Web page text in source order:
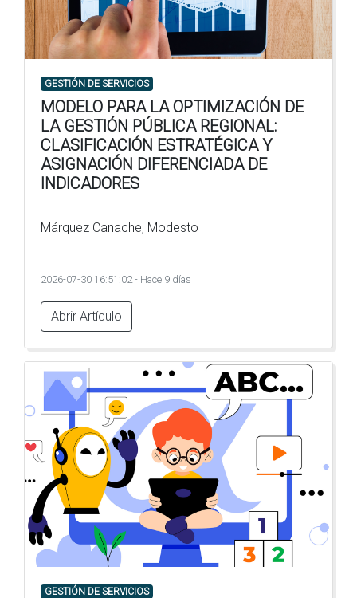
GESTIÓN DE SERVICIOS
MODELO PARA LA OPTIMIZACIÓN DE
LA GESTIÓN PÚBLICA REGIONAL:
CLASIFICACIÓN ESTRATÉGICA Y
ASIGNACIÓN DIFERENCIADA DE
INDICADORES
Márquez Canache, Modesto
2026-07-30 16:51:02 - Hace 9 días
Abrir Artículo
GESTIÓN DE SERVICIOS